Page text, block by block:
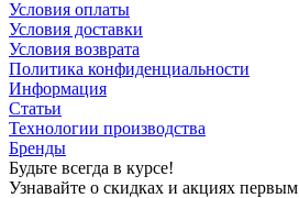
Условия оплаты
Условия доставки
Условия возврата
Политика конфиденциальности
Информация
Статьи
Технологии производства
Бренды
Будьте всегда в курсе!
Узнавайте о скидках и акциях первым